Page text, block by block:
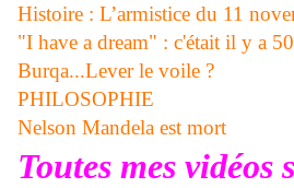
Histoire : L’armistice du 11
"I have a dream" : c'était il y a
Burqa...Lever le voile ?
PHILOSOPHIE
Nelson Mandela est mort
Toutes mes vidéos